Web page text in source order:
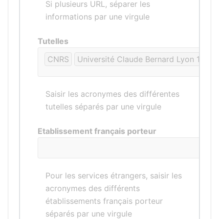
Si plusieurs URL, séparer les
informations par une virgule
Tutelles
CNRS
Université Claude Bernard Lyon 1
Saisir les acronymes des différentes
tutelles séparés par une virgule
Etablissement français porteur
Pour les services étrangers, saisir les
acronymes des différents
établissements français porteur
séparés par une virgule